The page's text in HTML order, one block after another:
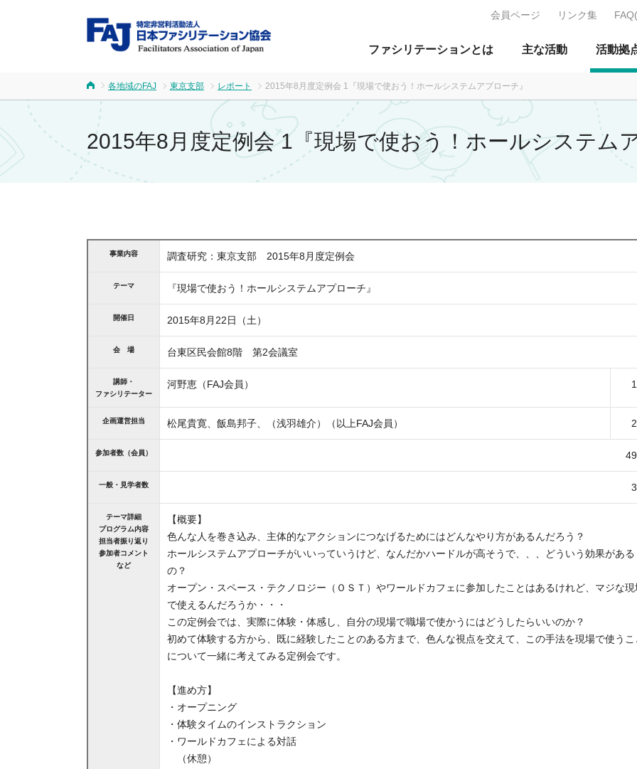
ファシリテーションとは 主な活動 活動拠
会員ページ リンク集
各地域のFAJ 東京支部 レポート 2015年8月度定例会 1『現場で使おう！ホールシステムアプローチ』
2015年8月度定例会 1『現場で使おう！ホールシステム
事業内容 調査研究：東京支部 2015年8月度定例会
テーマ 『現場で使おう！ホールシステムアプローチ』
開催日 2015年8月22日（土）
会 場 台東区民会館8階 第2会議室
講師・
ファシリテーター
河野恵（FAJ会員）
企画運営担当 松尾貴寛、飯島邦子、（浅羽雄介）（以上FAJ会員）
参加者数（会員）
一般・見学者数
テーマ詳細
プログラム内容
担当者振り返り
参加者コメント
など
【概要】
色んな人を巻き込み、主体的なアクションにつなげるためにはどんなやり方があるんだろう？
ホールシステムアプローチがいいっていうけど、なんだかハードルが高そうで、、、どういう効果がある
の？
オープン・スペース・テクノロジー（ＯＳＴ）やワールドカフェに参加したことはあるけれど、マジな現
で使えるんだろうか・・・
この定例会では、実際に体験・体感し、自分の現場で職場で使かうにはどうしたらいいのか？
初めて体験する方から、既に経験したことのある方まで、色んな視点を交えて、この手法を現場で使うこ
について一緒に考えてみる定例会です。
【進め方】
・オープニング
・体験タイムのインストラクション
・ワールドカフェによる対話
（休憩）